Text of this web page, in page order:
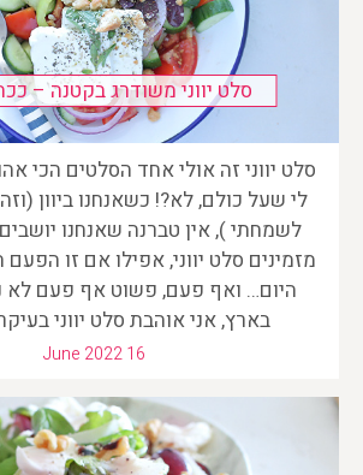
סלט יווני משודרג בקטנה –
סלט יווני זה אולי אחד הסלטים הכי
לי שעל כולם, לא?! כשאנחנו ביוון
לשמחתי ), אין טברנה שאנחנו
מזמינים סלט יווני, אפילו אם זו
היום… ואף פעם, פשוט אף פעם לא
בארץ, אני אוהבת סלט יווני
June 2022 16